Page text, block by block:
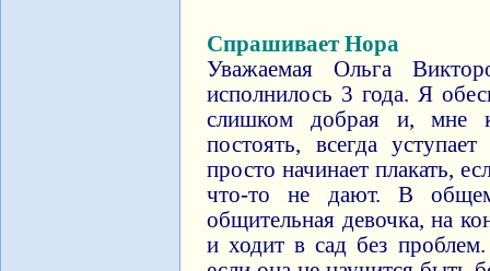
Спрашивает Нора
Уважаемая Ольга
исполнилось 3 года. Я
слишком добрая и, мне
постоять, всегда
просто начинает плакать,
что-то не дают. В
общительная девочка, на
и ходит в сад без